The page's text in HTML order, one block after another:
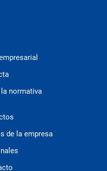
normativa
de la empresa